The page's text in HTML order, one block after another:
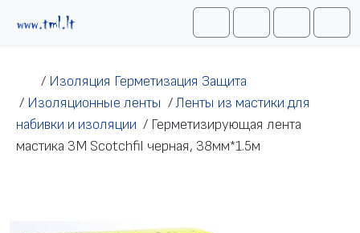
SearchAccountCart
/ Изоляция Герметизация Защита
/ Изоляционные ленты /Ленты из мастики для
набивки и изоляции / Герметизирующая лента
мастика 3M Scotchfil черная, 38мм*1.5м